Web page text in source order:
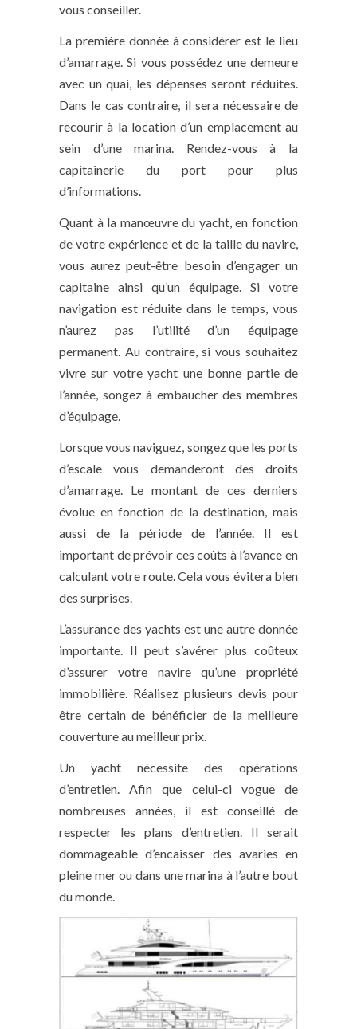
vous conseiller.
La première donnée à considérer est le lieu
d’amarrage. Si vous possédez une demeure
avec un quai, les dépenses seront réduites.
Dans le cas contraire, il sera nécessaire de
recourir à la location d’un emplacement au
sein d’une marina. Rendez-vous à la
capitainerie du port pour plus
d’informations.
Quant à la manœuvre du yacht, en fonction
de votre expérience et de la taille du navire,
vous aurez peut-être besoin d’engager un
capitaine ainsi qu’un équipage. Si votre
navigation est réduite dans le temps, vous
n’aurez pas l’utilité d’un équipage
permanent. Au contraire, si vous souhaitez
vivre sur votre yacht une bonne partie de
l’année, songez à embaucher des membres
d’équipage.
Lorsque vous naviguez, songez que les ports
d’escale vous demanderont des droits
d’amarrage. Le montant de ces derniers
évolue en fonction de la destination, mais
aussi de la période de l’année. Il est
important de prévoir ces coûts à l’avance en
calculant votre route. Cela vous évitera bien
des surprises.
L’assurance des yachts est une autre donnée
importante. Il peut s’avérer plus coûteux
d’assurer votre navire qu’une propriété
immobilière. Réalisez plusieurs devis pour
être certain de bénéficier de la meilleure
couverture au meilleur prix.
Un yacht nécessite des opérations
d’entretien. Afin que celui-ci vogue de
nombreuses années, il est conseillé de
respecter les plans d’entretien. Il serait
dommageable d’encaisser des avaries en
pleine mer ou dans une marina à l’autre bout
du monde.